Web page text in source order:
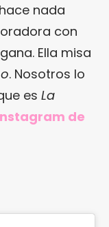
nada
con
Ella misa
. Nosotros lo
es La
de